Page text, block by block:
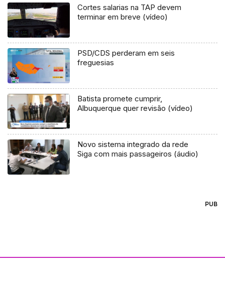
Cortes salarias na TAP devem
terminar em breve (vídeo)
PSD/CDS perderam em seis
freguesias
Batista promete cumprir,
Albuquerque quer revisão (vídeo)
Novo sistema integrado da rede
Siga com mais passageiros (áudio)
PUB